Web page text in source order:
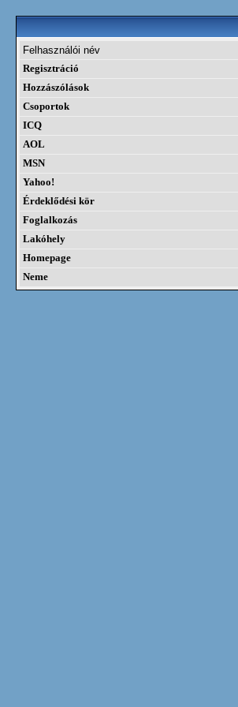
Felhasználói név
Regisztráció
Hozzászólások
Csoportok
ICQ
AOL
MSN
Yahoo!
Érdeklődési kör
Foglalkozás
Lakóhely
Homepage
Neme